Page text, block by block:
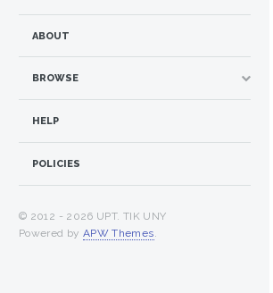
ABOUT
BROWSE
HELP
POLICIES
© 2012 - 2026 UPT. TIK UNY
Powered by APW Themes